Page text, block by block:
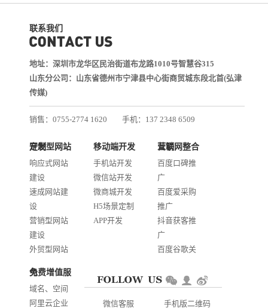
联系我们
地址：深圳市龙华区民治街道布龙路1010号智慧谷315
山东分公司：山东省德州市宁津县中心街商贸城东段北首(弘津
传媒)
销售：0755-2774 1620
手机：137 2348 6509
邮箱：services@jiasuweb.com
定制型网站开发
响应式网站
建设
速成网站建
设
营销型网站
建设
外贸型网站
商城网站开
发
移动端开发
手机站开发
微信站开发
微商城开发
H5场景定制
APP开发
互联网整合营销
百度口碑推
广
百度爱采购
推广
抖音获客推
广
百度谷歌关
AI智能发布
免费增值服务
域名、空间
阿里云企业
微信客服 手机版二维码